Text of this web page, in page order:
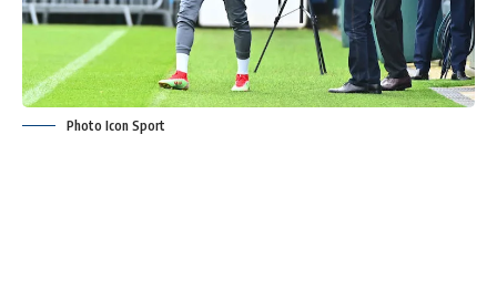
Photo Icon Sport